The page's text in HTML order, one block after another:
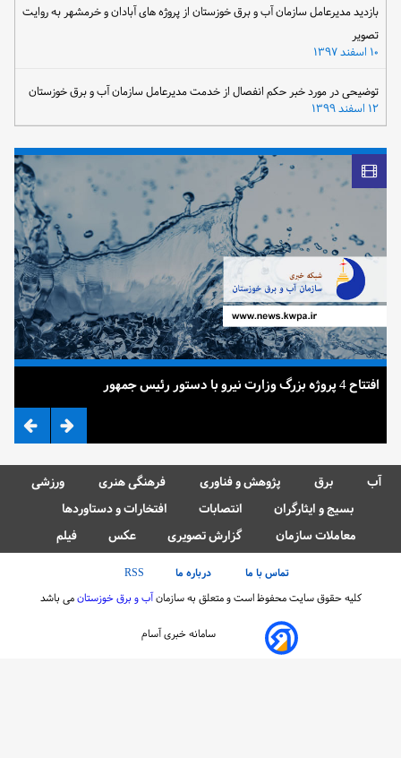
بازدید مدیرعامل سازمان آب و برق خوزستان از پروژه های آبادان و خرمشهر به روایت
تصویر
توضیحی در مورد خبر حکم انفصال از خدمت مدیرعامل سازمان آب و برق خوزستان
۱۲ اسفند ۱۳۹۹
افتتاح 4 پروژه بزرگ وزارت نیرو با دستور رئیس جمهور
آب برق پژوهش و فناوری فرهنگی هنری
ورزشی
بسیج و ایثارگران
انتصابات
افتخارات و دستاوردها
معاملات سازمان
گزارش تصویری عکس فیلم
تماس با ما درباره ما
RSS
کلیه حقوق سایت محفوظ است و متعلق به سازمانآب و برق خوزستانمی باشد
سامانه خبری آسام